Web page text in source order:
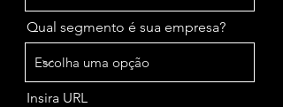
Qual segmento é sua empresa?
Insira URL